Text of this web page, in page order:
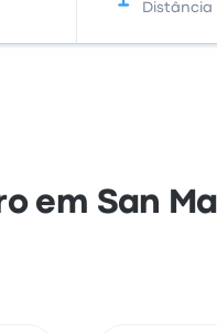
Distância
em San